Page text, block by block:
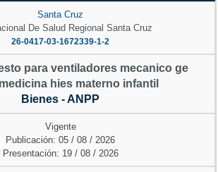
Santa Cruz
De Salud Regional Santa Cruz
26-0417-03-1672339-1-2
para ventiladores mecanico ge
hies materno infantil
Bienes - ANPP
Vigente
Publicación: 05 / 08 / 2026
Presentación: 19 / 08 / 2026